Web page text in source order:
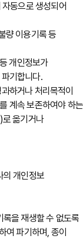
동으로 생성되어
량 이용기록 등
개인정보가
기합니다.
하거나 처리목적이
계속 보존하여야 하는
옮기거나
의 개인정보
록을 재생할 수 없도록
파기하며, 종이